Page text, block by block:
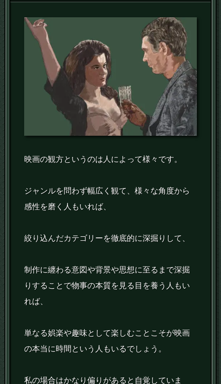
映画の観方というのは人によって様々です。
ジャンルを問わず幅広く観て、様々な角度から
感性を磨く人もいれば、
絞り込んだカテゴリーを徹底的に深掘りして、
制作に纏わる意図や背景や思想に至るまで深掘
りすることで物事の本質を見る目を養う人もい
れば、
単なる娯楽や趣味として楽しむことこそが映画
の本当に時間という人もいるでしょう。
私の場合はかなり偏りがあると自覚していま